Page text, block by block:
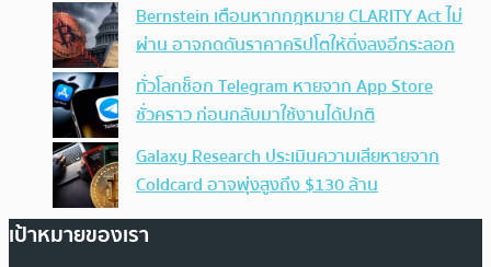
Bernstein เตือนหากกฎหมาย CLARITY Act ไม่
ผ่าน อาจกดดันราคาคริปโตให้ดิ่งลงอีกระลอก
ทั่วโลกช็อก Telegram หายจาก App Store
ชั่วคราว ก่อนกลับมาใช้งานได้ปกติ
Galaxy Research ประเมินความเสียหายจาก
Coldcard อาจพุ่งสูงถึง $130 ล้าน
เป้าหมายของเรา